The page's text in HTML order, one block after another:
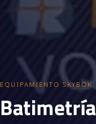
Batimetría
EQUIPAMIENTO SKYBOK